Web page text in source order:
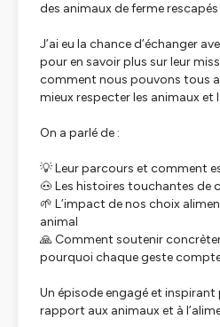
des animaux de ferme
J’ai eu la chance d’échanger
pour en savoir plus sur leur
comment nous pouvons tous
mieux respecter les animaux et
On a parlé de :
💡 Leur parcours et comment
🐽 Les histoires touchantes de
🌱 L’impact de nos choix
animal
🙏 Comment soutenir
pourquoi chaque geste
Un épisode engagé et
rapport aux animaux et à